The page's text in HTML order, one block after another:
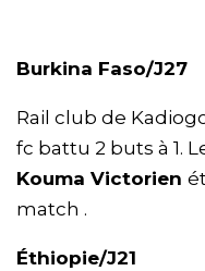
Burkina Faso/J27
Rail club de
fc battu 2 buts à 1.
Kouma Victorien
match .
Éthiopie/J21